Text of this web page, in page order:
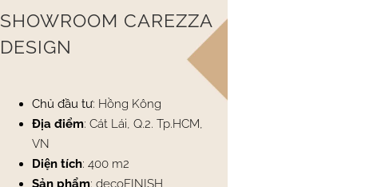
SHOWROOM CAREZZA
DESIGN
Chủ đầu tư: Hồng Kông
Địa điểm: Cát Lái, Q.2. Tp.HCM,
VN
Diện tích: 400 m2
Sản phẩm: decoFINISH